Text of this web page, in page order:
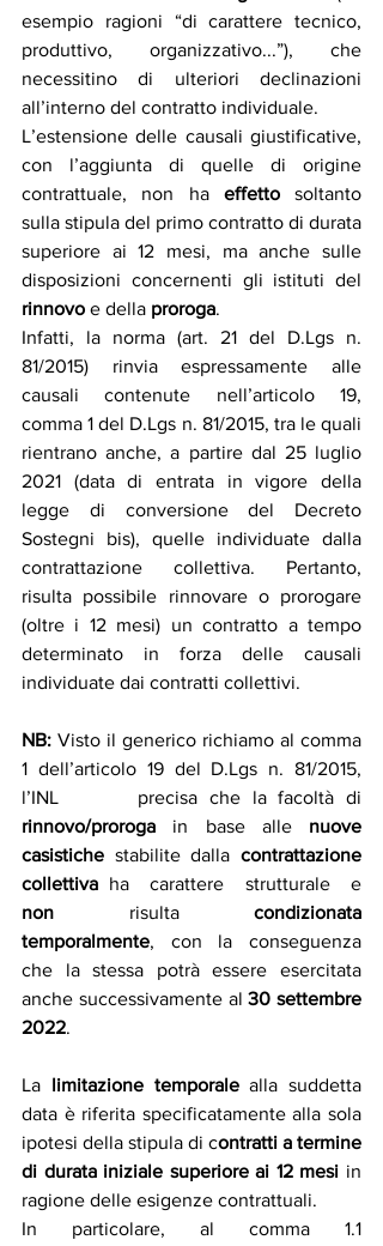
esempio  ragioni  “di  carattere  tecnico,
produttivo, organizzativo...”), che
necessitino di ulteriori declinazioni
all’interno del contratto individuale.
L’estensione delle causali giustificative,
con l’aggiunta di quelle di origine
contrattuale, non ha effetto soltanto
sulla stipula del primo contratto di durata
superiore ai 12 mesi, ma anche sulle
rinnovo e della proroga.
Infatti, la norma (art. 21 del D.Lgs n.
81/2015) rinvia espressamente alle
causali contenute nell’articolo 19,
comma 1 del D.Lgs n. 81/2015, tra le quali
rientrano anche, a partire dal 25 luglio
2021 (data di entrata in vigore della
legge di conversione del Decreto
Sostegni bis), quelle individuate dalla
contrattazione collettiva. Pertanto,
risulta possibile rinnovare o prorogare
(oltre i 12 mesi) un contratto a tempo
determinato in forza delle causali
individuate dai contratti collettivi.
NB: Visto il generico richiamo al comma
1 dell’articolo 19 del D.Lgs n. 81/2015,
rinnovo/proroga in base alle nuove
casistiche stabilite dalla contrattazione
collettiva
non
  risulta
condizionata
temporalmente,  con  la  conseguenza
che la stessa potrà essere esercitata
anche successivamente al 30 settembre
2022.
La limitazione temporale alla suddetta
data è riferita specificatamente alla sola
ipotesi della stipula di contratti a termine
di durata iniziale superiore ai 12 mesi in
ragione delle esigenze contrattuali.
In  particolare,  al  comma  1.1